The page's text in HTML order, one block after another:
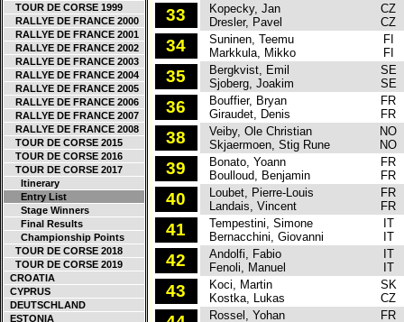
TOUR DE CORSE 1999
RALLYE DE FRANCE 2000
RALLYE DE FRANCE 2001
RALLYE DE FRANCE 2002
RALLYE DE FRANCE 2003
RALLYE DE FRANCE 2004
RALLYE DE FRANCE 2005
RALLYE DE FRANCE 2006
RALLYE DE FRANCE 2007
RALLYE DE FRANCE 2008
TOUR DE CORSE 2015
TOUR DE CORSE 2016
TOUR DE CORSE 2017
Itinerary
Entry List
Stage Winners
Final Results
Championship Points
TOUR DE CORSE 2018
TOUR DE CORSE 2019
CROATIA
CYPRUS
DEUTSCHLAND
ESTONIA
33
Kopecky, Jan
Dresler, Pavel
CZ
CZ
34
Suninen, Teemu
Markkula, Mikko
FI
FI
35
Bergkvist, Emil
Sjoberg, Joakim
SE
SE
36
Bouffier, Bryan
Giraudet, Denis
FR
FR
38
Veiby, Ole Christian
Skjaermoen, Stig Rune
NO
NO
39
Bonato, Yoann
Boulloud, Benjamin
FR
FR
40
Loubet, Pierre-Louis
Landais, Vincent
FR
FR
41
Tempestini, Simone
Bernacchini, Giovanni
IT
IT
42
Andolfi, Fabio
Fenoli, Manuel
IT
IT
43
Koci, Martin
Kostka, Lukas
SK
CZ
Rossel, Yohan
FR